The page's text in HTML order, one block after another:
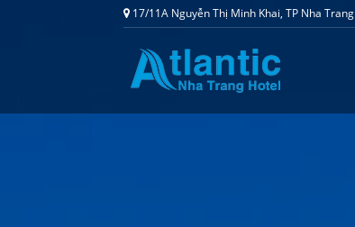
17/11A Nguyễn Thị Minh Khai, TP Nha Trang